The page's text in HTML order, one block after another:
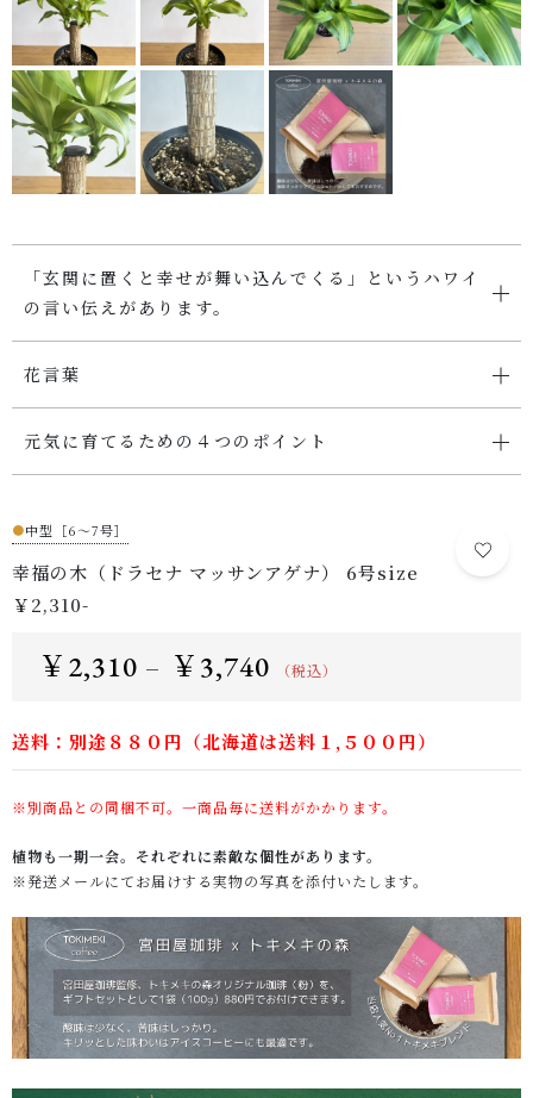
店舗概要
SHOPPING GUIDE
ショッピングガイド
PRIVACY
プライバシーポリシー
お問い合わせ
「玄関に置くと幸せが舞い込んでくる」というハワイ
の言い伝えがあります。
花言葉
元気に育てるための４つのポイント
●中型［6～7号］
幸福の木（ドラセナ マッサンアゲナ） 6号size
￥2,310-
￥2,310 – ￥3,740 （税込）
送料：別途８８０円（北海道は送料１,５００円）
※別商品との同梱不可。一商品毎に送料がかかります。
植物も一期一会。それぞれに素敵な個性があります。
※発送メールにてお届けする実物の写真を添付いたします。